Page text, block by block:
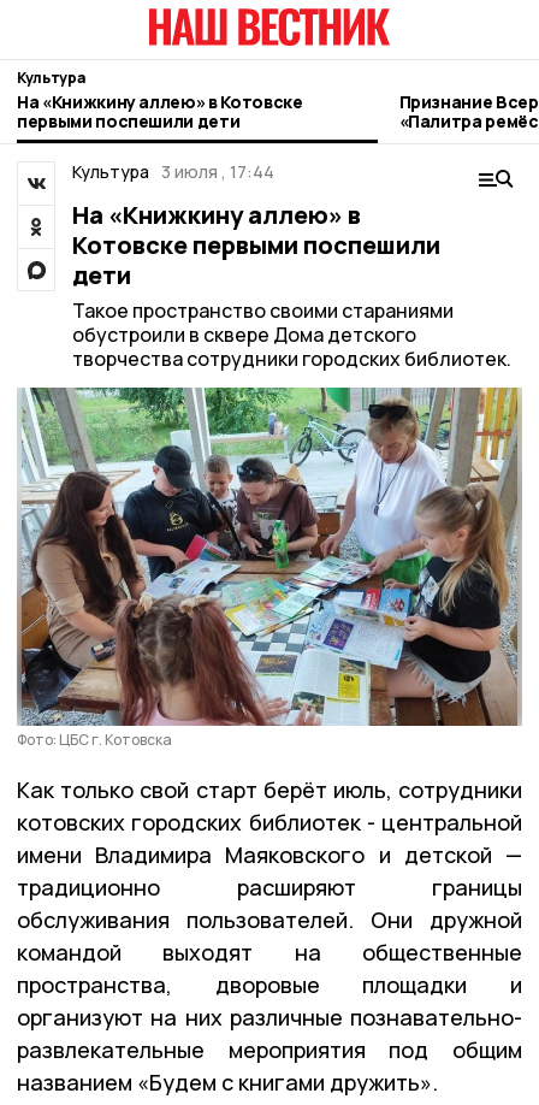
Культура
На «Книжкину аллею» в Котовске
первыми поспешили дети
Признание
«Палитра
котовские
Культура
3 июля , 17:44
На «Книжкину аллею» в
Котовске первыми поспешили
дети
Такое пространство своими стараниями
обустроили в сквере Дома детского
творчества сотрудники городских библиотек.
Фото: ЦБС г. Котовска
Как только свой старт берёт июль, сотрудники
котовских городских библиотек - центральной
имени Владимира Маяковского и детской —
традиционно расширяют границы
обслуживания пользователей. Они дружной
командой выходят на общественные
пространства, дворовые площадки и
организуют на них различные познавательно-
развлекательные мероприятия под общим
названием «Будем с книгами дружить».